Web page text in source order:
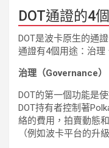
DOT通證的4
DOT是波卡原生的通
通證有4個用途：治理
治理（Governance）
DOT的第一個功能是
DOT持有者控制著
絡的費用，拍賣動態
（例如波卡平台的升